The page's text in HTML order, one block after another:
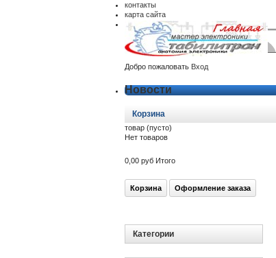
контакты
карта сайта
Добро пожаловать Вход
Новости
Корзина
товар (пусто)
Нет товаров
0,00 руб Итого
Корзина Оформление заказа
Категории